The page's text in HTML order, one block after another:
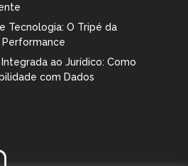
Tecnologia: O Tripé da
ao Jurídico: Como
com Dados